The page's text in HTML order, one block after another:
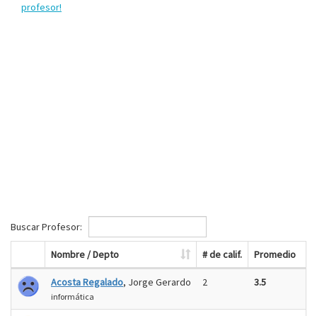
profesor!
Buscar Profesor:
Nombre / Depto # de calif. Promedio
Acosta Regalado, Jorge Gerardo
informática
2 3.5